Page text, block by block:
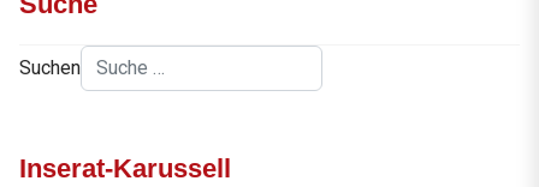
Suchen
Inserat-Karussell